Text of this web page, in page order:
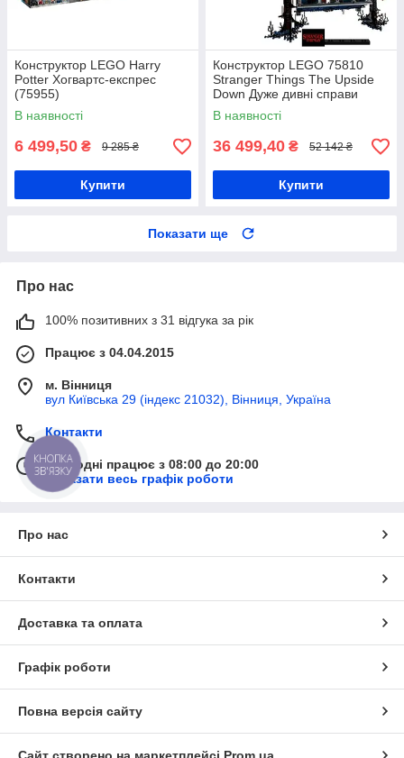
Конструктор LEGO Harry
Potter Хогвартс-експрес
(75955)
В наявності
6 499,50 ₴ 9 285 ₴
Купити
Конструктор LEGO 75810
Stranger Things The Upside
Down Дуже дивні справи
Догори дригом
В наявності
36 499,40 ₴ 52 142 ₴
Купити
Показати ще
Про нас
100% позитивних з 31 відгука за рік
Працює з 04.04.2015
м. Вінниця
вул Київська 29 (індекс 21032), Вінниця, Україна
Контакти
Сьогодні працює з 08:00 до 20:00
Показати весь графік роботи
Про нас
Контакти
Доставка та оплата
Графік роботи
Повна версія сайту
КНОПКА
ЗВ'ЯЗКУ